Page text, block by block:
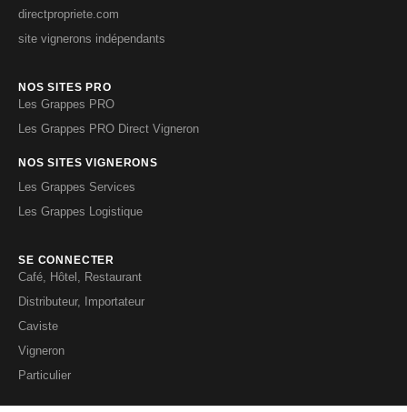
directpropriete.com
site vignerons indépendants
NOS SITES PRO
Les Grappes PRO
Les Grappes PRO Direct Vigneron
NOS SITES VIGNERONS
Les Grappes Services
Les Grappes Logistique
SE CONNECTER
Café, Hôtel, Restaurant
Distributeur, Importateur
Caviste
Vigneron
Particulier